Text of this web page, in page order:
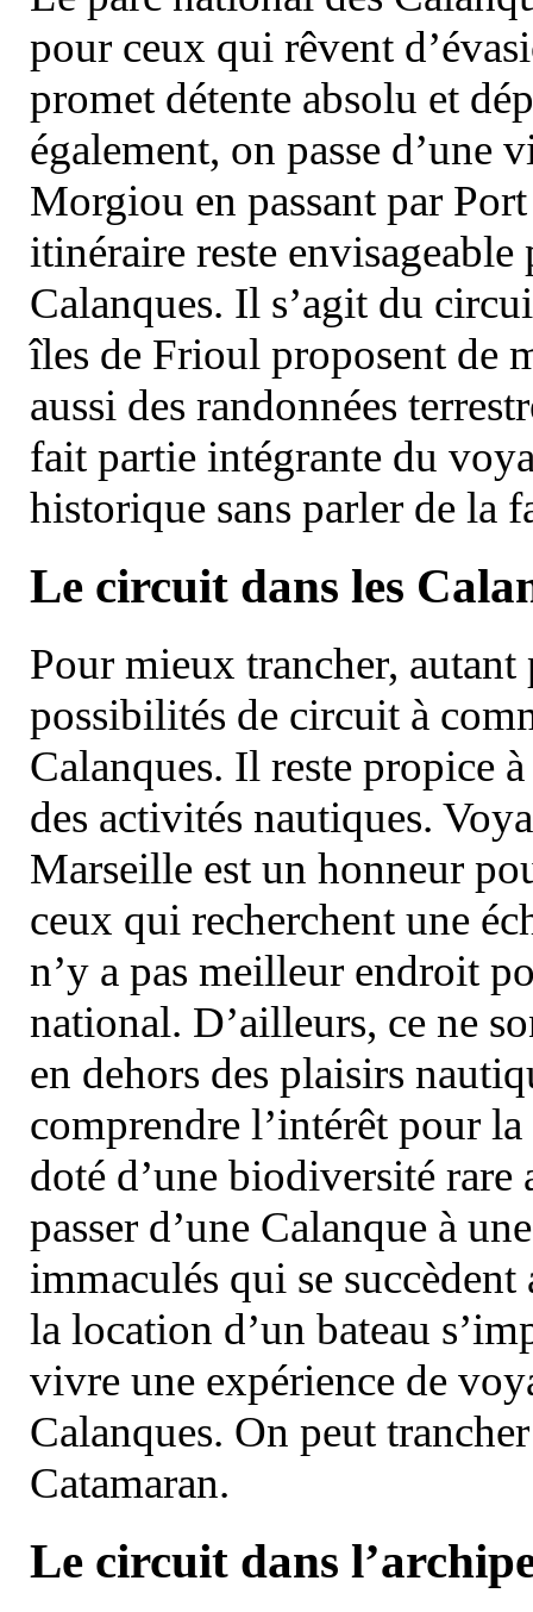
pour ceux qui rêvent
promet détente absolu et
également, on passe d’une
Morgiou en passant par
itinéraire reste
Calanques. Il s’agit du
îles de Frioul proposent de
aussi des randonnées
fait partie intégrante du
historique sans parler de la
Le circuit dans les
Pour mieux trancher, autant
possibilités de circuit à
Calanques. Il reste propice
des activités nautiques.
Marseille est un honneur
ceux qui recherchent une
n’y a pas meilleur endroit
national. D’ailleurs, ce ne
en dehors des plaisirs
comprendre l’intérêt pour
doté d’une biodiversité
passer d’une Calanque à
immaculés qui se
la location d’un bateau
vivre une expérience de
Calanques. On peut
Catamaran.
Le circuit dans